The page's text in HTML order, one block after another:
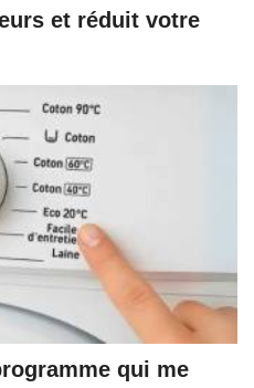
et réduit votre
qui me